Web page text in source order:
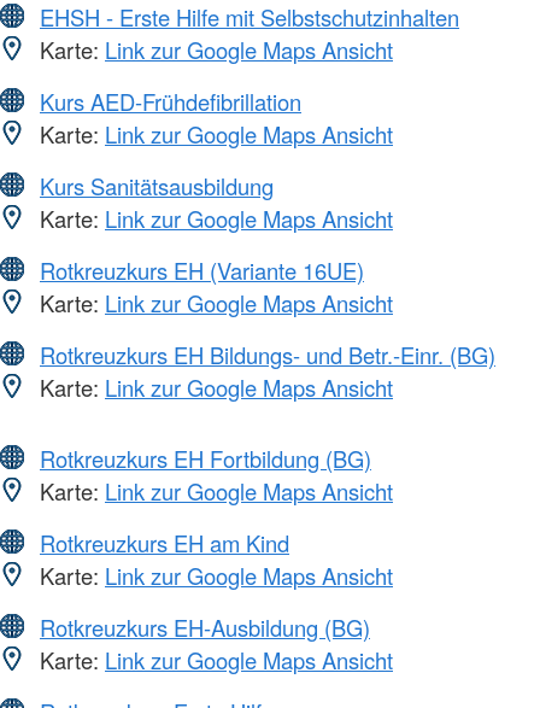
EHSH - Erste Hilfe mit Selbstschutzinhalten
Karte: Link zur Google Maps Ansicht
Kurs AED-Frühdefibrillation
Karte: Link zur Google Maps Ansicht
Kurs Sanitätsausbildung
Karte: Link zur Google Maps Ansicht
Rotkreuzkurs EH (Variante 16UE)
Karte: Link zur Google Maps Ansicht
Rotkreuzkurs EH Bildungs- und Betr.-Einr. (BG)
Karte: Link zur Google Maps Ansicht
Rotkreuzkurs EH Fortbildung (BG)
Karte: Link zur Google Maps Ansicht
Rotkreuzkurs EH am Kind
Karte: Link zur Google Maps Ansicht
Rotkreuzkurs EH-Ausbildung (BG)
Karte: Link zur Google Maps Ansicht